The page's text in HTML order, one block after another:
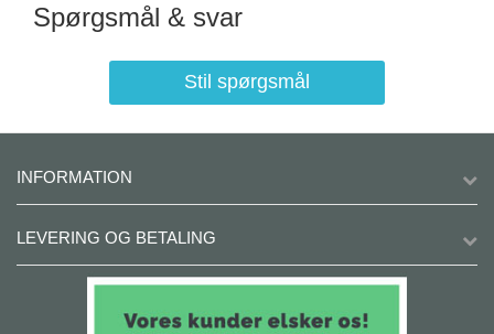
Spørgsmål & svar
Stil spørgsmål
INFORMATION
LEVERING OG BETALING